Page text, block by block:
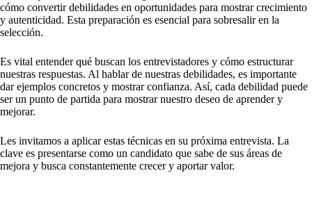
cómo convertir debilidades en oportunidades para mostrar crecimiento
y autenticidad. Esta preparación es esencial para sobresalir en la
selección.
Es vital entender qué buscan los entrevistadores y cómo estructurar
nuestras respuestas. Al hablar de nuestras debilidades, es importante
dar ejemplos concretos y mostrar confianza. Así, cada debilidad puede
ser un punto de partida para mostrar nuestro deseo de aprender y
mejorar.
Les invitamos a aplicar estas técnicas en su próxima entrevista. La
clave es presentarse como un candidato que sabe de sus áreas de
mejora y busca constantemente crecer y aportar valor.